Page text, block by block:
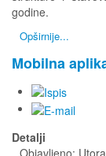
godine.
Opširnije...
Mobilna
Detalji
Objavljeno: